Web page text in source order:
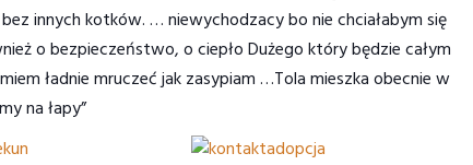
innych kotków. … niewychodzacy bo nie chciałabym się
o bezpieczeństwo, o ciepło Dużego który będzie całym
ładnie mruczeć jak zasypiam …Tola mieszka obecnie w
na łapy”